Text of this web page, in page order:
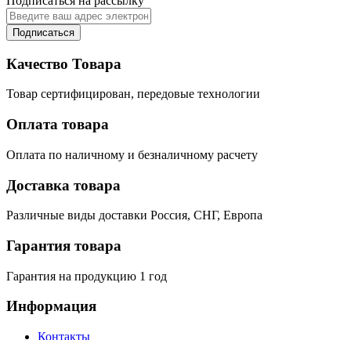
Подписаться
Качество Товара
Товар сертифицирован, передовые технологии
Оплата товара
Оплата по наличному и безналичному расчету
Доставка товара
Различные виды доставки Россия, СНГ, Европа
Гарантия товара
Гарантия на продукцию 1 год
Информация
Контакты